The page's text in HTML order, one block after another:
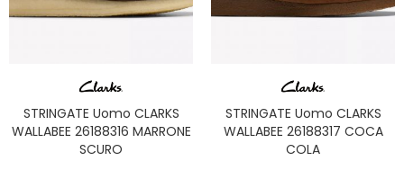
STRINGATE Uomo CLARKS
WALLABEE 26188316 MARRONE
SCURO
STRINGATE Uomo CLARKS
WALLABEE 26188317 COCA
COLA